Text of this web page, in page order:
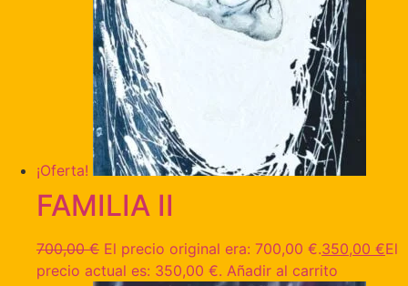
¡Oferta!
FAMILIA II
700,00€ El precio original era: 700,00 €.350,00 €El
precio actual es: 350,00 €. Añadir al carrito